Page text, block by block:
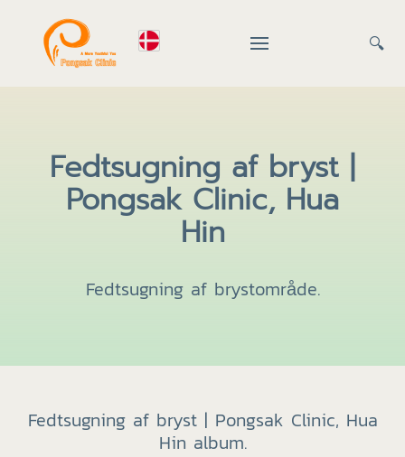
🔍
Fedtsugning af bryst |
Pongsak Clinic, Hua
Hin
Fedtsugning af brystområde.
Fedtsugning af bryst | Pongsak Clinic, Hua
Hin album.